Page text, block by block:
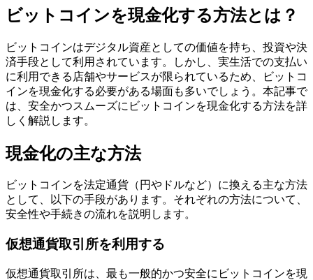
ビットコインを現金化する方法とは？
ビットコインはデジタル資産としての価値を持ち、投資や決
済手段として利用されています。しかし、実生活での支払い
に利用できる店舗やサービスが限られているため、ビットコ
インを現金化する必要がある場面も多いでしょう。本記事で
は、安全かつスムーズにビットコインを現金化する方法を詳
しく解説します。
現金化の主な方法
ビットコインを法定通貨（円やドルなど）に換える主な方法
として、以下の手段があります。それぞれの方法について、
安全性や手続きの流れを説明します。
仮想通貨取引所を利用する
仮想通貨取引所は、最も一般的かつ安全にビットコインを現